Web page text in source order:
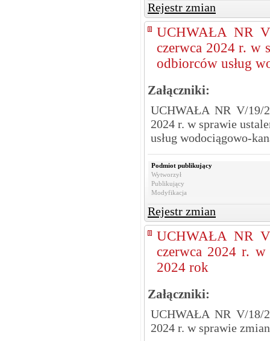
Rejestr zmian
UCHWAŁA NR
czerwca 2024 r. w
odbiorców usług
Załączniki:
UCHWAŁA NR V/
2024 r. w sprawie
usług wodociągowo-
Podmiot publikujący
Wytworzył
Publikujący
Modyfikacja
Rejestr zmian
UCHWAŁA NR
czerwca 2024 r.
2024 rok
Załączniki:
UCHWAŁA NR V/
2024 r. w sprawie